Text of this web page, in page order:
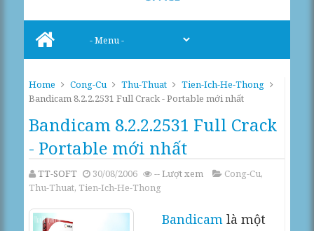
Home Cong-Cu Thu-Thuat
Tien-Ich-He-Thong
Bandicam 8.2.2.2531 Full Crack - Portable mới nhất
Bandicam 8.2.2.2531 Full Crack
- Portable mới nhất
TT-SOFT 30/08/2006 --Lượt xem Cong-Cu,
Thu-Thuat, Tien-Ich-He-Thong
Bandicam là một